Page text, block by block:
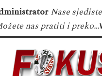
Nase
nas pratiti i preko…